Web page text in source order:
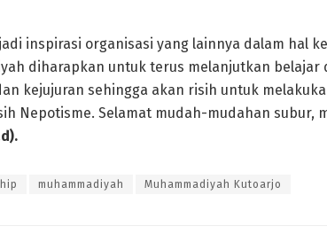
inspirasi organisasi yang lainnya dalam hal
diharapkan untuk terus melanjutkan belajar
kejujuran sehingga akan risih untuk
Nepotisme. Selamat mudah-mudahan subur,
muhammadiyah Muhammadiyah Kutoarjo